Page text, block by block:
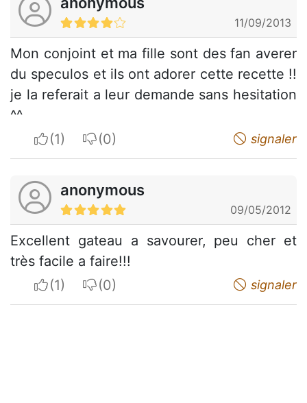
11/09/2013
Mon conjoint et ma fille sont des fan averer
du speculos et ils ont adorer cette recette !!
je la referait a leur demande sans hesitation
^^
I apreciateI do not appreciate signaler
anonymous
09/05/2012
Excellent gateau a savourer, peu cher et
très facile a faire!!!
I apreciateI do not appreciate signaler